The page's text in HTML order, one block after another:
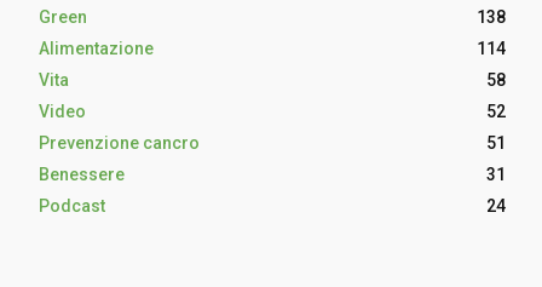
Green
138
Alimentazione
114
Vita
58
Video
52
Prevenzione cancro
51
Benessere
31
Podcast
24